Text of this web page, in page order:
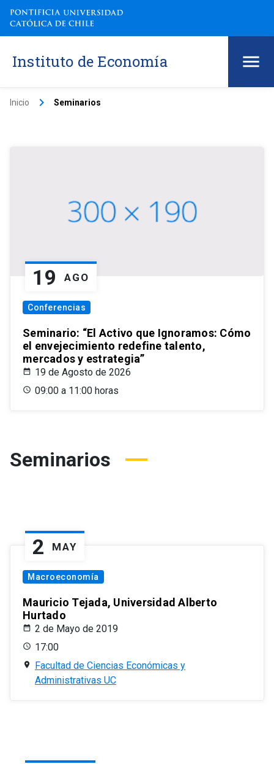
Instituto de Economía
Inicio keyboard_arrow_right Seminarios
19 AGO
Conferencias
Seminario: “El Activo que Ignoramos: Cómo
el envejecimiento redefine talento,
mercados y estrategia”
19 de Agosto de 2026
09:00 a 11:00 horas
Seminarios
2 MAY
Macroeconomía
Mauricio Tejada, Universidad Alberto
Hurtado
2 de Mayo de 2019
17:00
Facultad de Ciencias Económicas y
Administrativas UC